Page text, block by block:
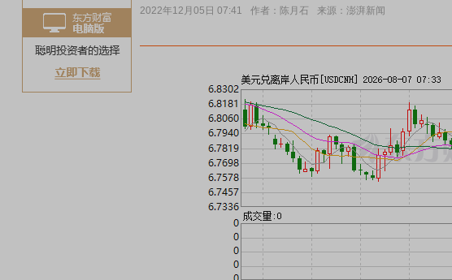
2022年12月05日 07:41 作者：陈月石 来源：澎湃新闻